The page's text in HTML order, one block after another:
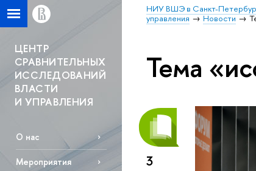
НИУ ВШЭ в Санкт-
управления
Новости
ЦЕНТР
СРАВНИТЕЛЬНЫХ
ИССЛЕДОВАНИЙ
ВЛАСТИ
И УПРАВЛЕНИЯ
О нас
Мероприятия
Тема
3